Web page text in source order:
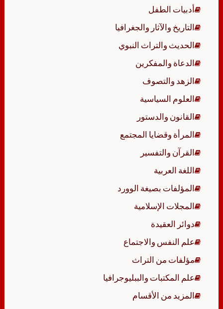
أدبيات الطفل
التاريخ والآثار والجغرافيا
الحديث والتراث النبوي
الدعاة والمفكرين
الزهد والتصوف
العلوم السياسية
القانون والدستور
المرأة وقضايا المجتمع
القرآن والتفسير
اللغة العربية
المؤلفات بصيغة الوورد
المجلات الإسلامية
دوائر العقيدة
علم النفس والاجتماع
مؤلفات من التراث
علم المكتبات والببليوجرافيا
المزيد من الأقسام